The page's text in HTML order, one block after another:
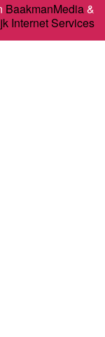
BaakmanMedia&
Internet Services